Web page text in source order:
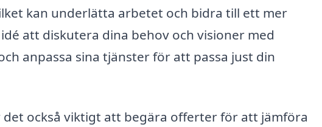
kan underlätta arbetet och bidra till ett mer
att diskutera dina behov och visioner med
anpassa sina tjänster för att passa just din
också viktigt att begära offerter för att jämföra